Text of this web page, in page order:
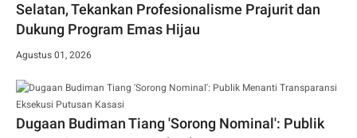
Selatan, Tekankan Profesionalisme Prajurit dan
Dukung Program Emas Hijau
Agustus 01, 2026
Dugaan Budiman Tiang 'Sorong Nominal': Publik